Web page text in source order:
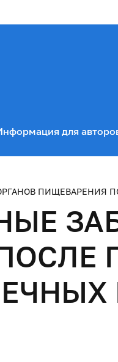
для
ПИЩЕВАРЕНИЯ